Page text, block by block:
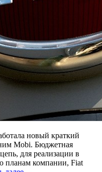
новый краткий
Mobi. Бюджетная
для реализации в
планам компании, Fiat